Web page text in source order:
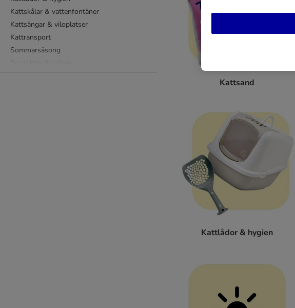
Kattskålar & vattenfontäner
Kattsängar & viloplatser
Kattransport
Sommarsäsong
Kattsand
Kattlådor & hygien